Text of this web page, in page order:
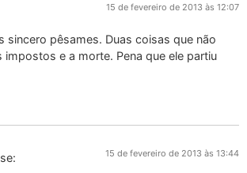
15 de fevereiro de 2013 às 12:07
sincero pêsames. Duas coisas que não
e a morte. Pena que ele partiu
15 de fevereiro de 2013 às 13:44